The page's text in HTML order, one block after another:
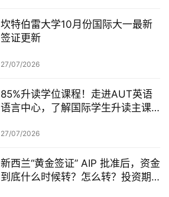
坎特伯雷大学10月份国际大一最新
签证更新
27/07/2026
85%升读学位课程！走进AUT英语
语言中心，了解国际学生升读主课
27/07/2026
新西兰“黄金签证” AIP 批准后，资金
到底什么时候转？怎么转？投资期